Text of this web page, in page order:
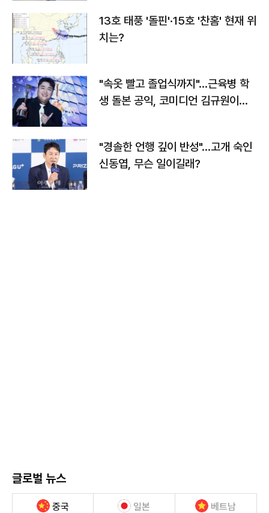
13호 태풍 '돌핀'·15호 '찬홈' 현재 위
치는?
"속옷 빨고 졸업식까지"…근육병 학
생 돌본 공익, 코미디언 김규원이었
"경솔한 언행 깊이 반성"…고개 숙인
신동엽, 무슨 일이길래?
글로벌 뉴스
중국 일본 베트남